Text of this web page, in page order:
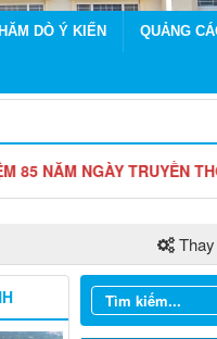
DÒ Ý KIẾN QUẢNG
NGÀY TRUYỀN THỐNG